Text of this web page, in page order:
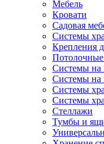
Мебель
Кровати
Садовая
Системы
Крепления
Системы на
Системы на
Системы
Системы
Стеллажи
Тумбы и